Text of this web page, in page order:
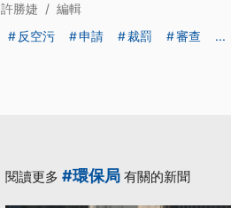
許勝婕 / 編輯
反空污
申請 裁罰 審查 ...
閱讀更多 #環保局 有關的新聞